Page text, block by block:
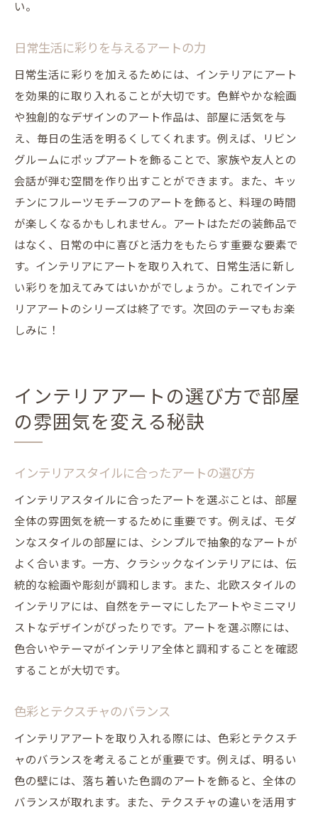
い。
日常生活に彩りを与えるアートの力
日常生活に彩りを加えるためには、インテリアにアート
を効果的に取り入れることが大切です。色鮮やかな絵画
や独創的なデザインのアート作品は、部屋に活気を与
え、毎日の生活を明るくしてくれます。例えば、リビン
グルームにポップアートを飾ることで、家族や友人との
会話が弾む空間を作り出すことができます。また、キッ
チンにフルーツモチーフのアートを飾ると、料理の時間
が楽しくなるかもしれません。アートはただの装飾品で
はなく、日常の中に喜びと活力をもたらす重要な要素で
す。インテリアにアートを取り入れて、日常生活に新し
い彩りを加えてみてはいかがでしょうか。これでインテ
リアアートのシリーズは終了です。次回のテーマもお楽
しみに！
インテリアアートの選び方で部屋
の雰囲気を変える秘訣
インテリアスタイルに合ったアートの選び方
インテリアスタイルに合ったアートを選ぶことは、部屋
全体の雰囲気を統一するために重要です。例えば、モダ
ンなスタイルの部屋には、シンプルで抽象的なアートが
よく合います。一方、クラシックなインテリアには、伝
統的な絵画や彫刻が調和します。また、北欧スタイルの
インテリアには、自然をテーマにしたアートやミニマリ
ストなデザインがぴったりです。アートを選ぶ際には、
色合いやテーマがインテリア全体と調和することを確認
することが大切です。
色彩とテクスチャのバランス
インテリアアートを取り入れる際には、色彩とテクスチ
ャのバランスを考えることが重要です。例えば、明るい
色の壁には、落ち着いた色調のアートを飾ると、全体の
バランスが取れます。また、テクスチャの違いを活用す